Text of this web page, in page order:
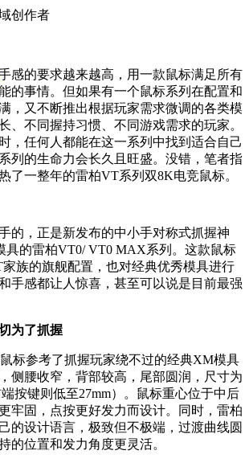
创作者
感的要求越来越高，用一款鼠标满足所有
的事情。但如果有一个鼠标系列在配置和
，又不断推出根据玩家需求微调的各类模
、不同握持习惯、不同游戏需求的玩家。
，任何人都能在这一系列中找到适合自己
列的生命力会长久且旺盛。没错，笔者指
了一整年的雷柏VT系列双8K电竞鼠标。
的，正是新发布的中小手对称式抓握神
具的雷柏VT0/ VT0 MAX系列。这款鼠标
族的旗舰配置，也对经典优秀模具进行
手感都让人惊喜，甚至可以说是目前最强
为了抓握
标参考了抓握玩家绕不过的经典XM模具
侧腰收窄，背部较高，尾部圆润，尺寸为
按键则低至27mm）。鼠标重心位于中后
牢固，点按更好发力而设计。同时，雷柏
的设计语言，极致但不极端，过渡曲线圆
的位置和发力角度更灵活。